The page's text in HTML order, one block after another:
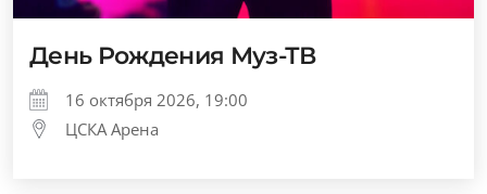
День Рождения Муз-ТВ
16 октября 2026, 19:00
ЦСКА Арена